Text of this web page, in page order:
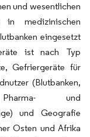
und wesentlichen
medizinischen
eingesetzt
ist nach Typ
Gefriergeräte für
(Blutbanken,
und
und Geografie
Osten und Afrika